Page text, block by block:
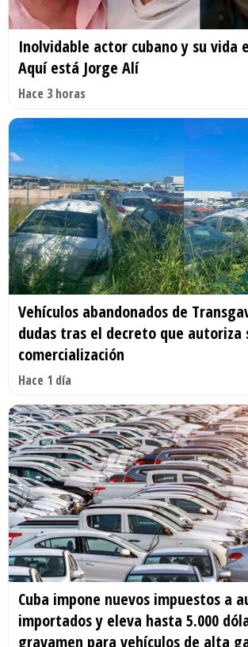
Inolvidable actor cubano y su vida
Aquí está Jorge Alí
Hace 3 horas
Vehículos abandonados de
dudas tras el decreto que autoriza
comercialización
Hace 1 día
Cuba impone nuevos impuestos a
importados y eleva hasta 5.000
gravamen para vehículos de alta